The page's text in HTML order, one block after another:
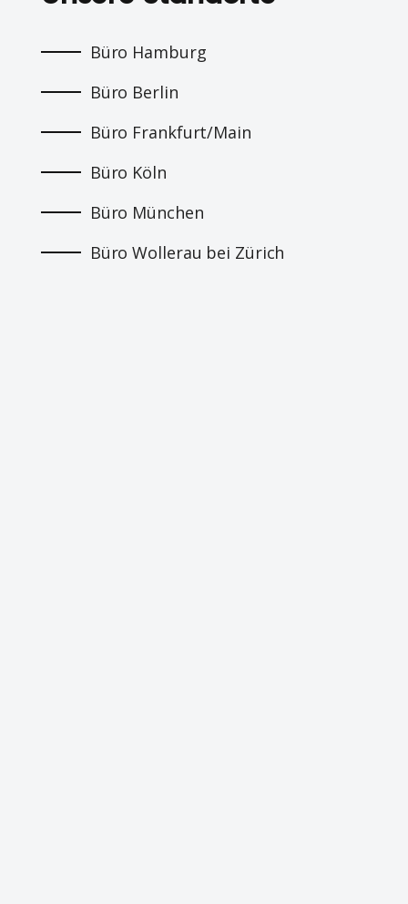
Büro Hamburg
Büro Berlin
Büro Frankfurt/Main
Büro Köln
Büro München
Büro Wollerau bei Zürich